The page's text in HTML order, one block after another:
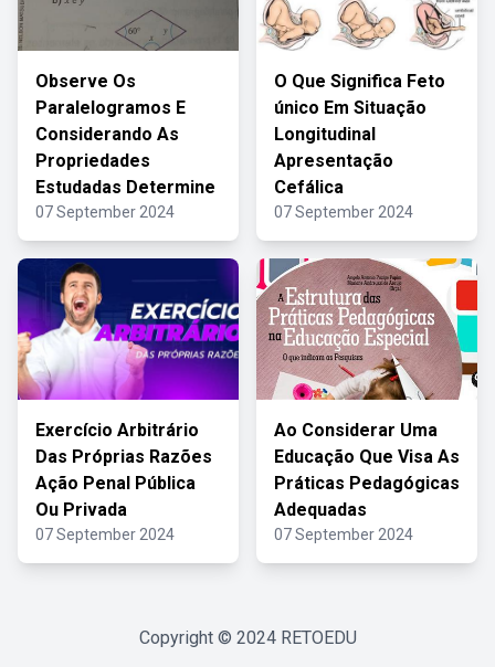
Observe Os
Paralelogramos E
Considerando As
Propriedades
Estudadas Determine
07 September 2024
O Que Significa Feto
único Em Situação
Longitudinal
Apresentação
Cefálica
07 September 2024
Exercício Arbitrário
Das Próprias Razões
Ação Penal Pública
Ou Privada
07 September 2024
Ao Considerar Uma
Educação Que Visa As
Práticas Pedagógicas
Adequadas
07 September 2024
Copyright © 2024 RETOEDU